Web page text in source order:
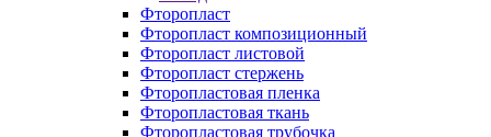
Фторопласт
Фторопласт композиционный
Фторопласт листовой
Фторопласт стержень
Фторопластовая пленка
Фторопластовая ткань
Фторопластовая трубочка